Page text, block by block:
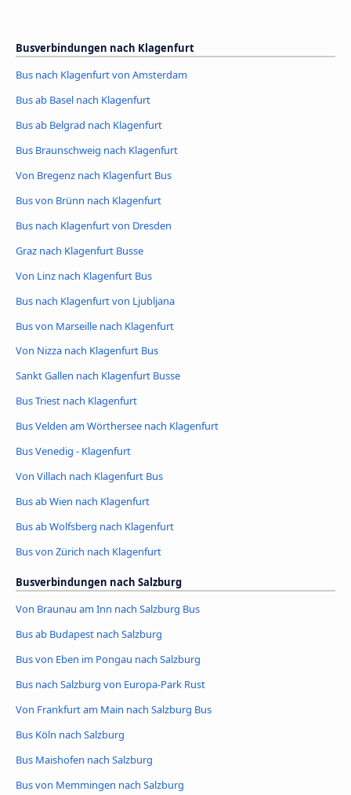
Busverbindungen nach Klagenfurt
Bus nach Klagenfurt von Amsterdam
Bus ab Basel nach Klagenfurt
Bus ab Belgrad nach Klagenfurt
Bus Braunschweig nach Klagenfurt
Von Bregenz nach Klagenfurt Bus
Bus von Brünn nach Klagenfurt
Bus nach Klagenfurt von Dresden
Graz nach Klagenfurt Busse
Von Linz nach Klagenfurt Bus
Bus nach Klagenfurt von Ljubljana
Bus von Marseille nach Klagenfurt
Von Nizza nach Klagenfurt Bus
Sankt Gallen nach Klagenfurt Busse
Bus Triest nach Klagenfurt
Bus Velden am Wörthersee nach Klagenfurt
Bus Venedig - Klagenfurt
Von Villach nach Klagenfurt Bus
Bus ab Wien nach Klagenfurt
Bus ab Wolfsberg nach Klagenfurt
Bus von Zürich nach Klagenfurt
Busverbindungen nach Salzburg
Von Braunau am Inn nach Salzburg Bus
Bus ab Budapest nach Salzburg
Bus von Eben im Pongau nach Salzburg
Bus nach Salzburg von Europa-Park Rust
Von Frankfurt am Main nach Salzburg Bus
Bus Köln nach Salzburg
Bus Maishofen nach Salzburg
Bus von Memmingen nach Salzburg